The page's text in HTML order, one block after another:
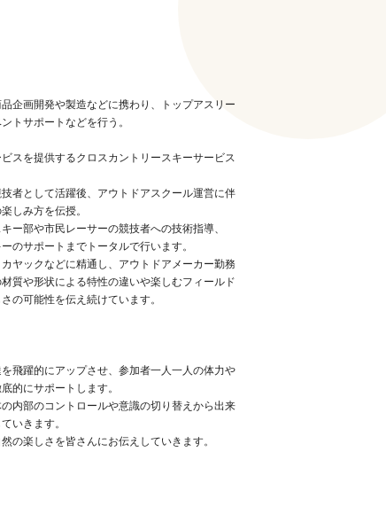
企画開発や製造などに携わり、トップアスリー
トサポートなどを行う。
スを提供するクロスカントリースキーサービス
者として活躍後、アウトドアスクール運営に伴
しみ方を伝授。
ー部や市民レーサーの競技者への技術指導、
のサポートまでトータルで行います。
ヤックなどに精通し、アウトドアメーカー勤務
質や形状による特性の違いや楽しむフィールド
の可能性を伝え続けています。
飛躍的にアップさせ、参加者一人一人の体力や
的にサポートします。
内部のコントロールや意識の切り替えから出来
いきます。
の楽しさを皆さんにお伝えしていきます。